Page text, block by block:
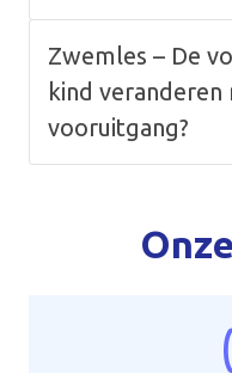
Zwemles – De
kind
vooruitgang?